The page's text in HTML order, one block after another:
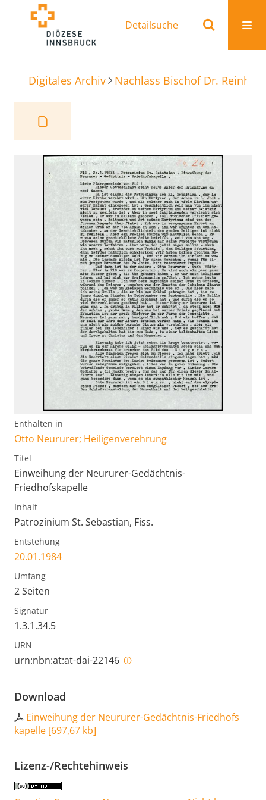
Detailsuche
Digitales Archiv Nachlass Bischof Dr.
Enthalten in
Otto Neururer; Heiligenverehrung
Titel
Einweihung der Neururer-Gedächtnis-
Friedhofskapelle
Inhalt
Patrozinium St. Sebastian, Fiss.
Entstehung
20.01.1984
Umfang
2 Seiten
Signatur
1.3.1.34.5
URN
urn:nbn:at:at-dai-22146
Download
Einweihung der Neururer-Gedächtnis-Friedhofs
kapelle [697,67 kb]
Lizenz-/Rechtehinweis